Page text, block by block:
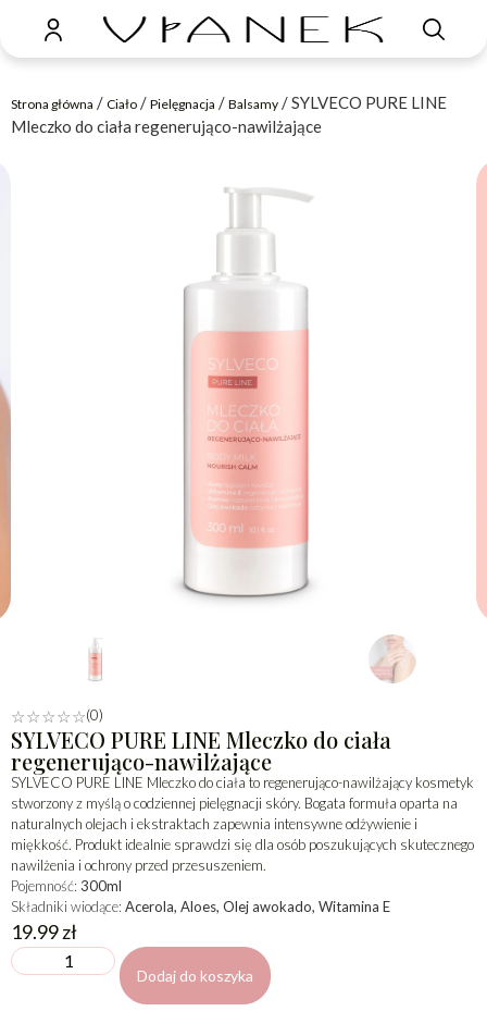
Strona główna / Ciało / Pielęgnacja / Balsamy / SYLVECO PURE LINE
Mleczko do ciała regenerująco-nawilżające
☆☆☆☆☆(0)
SYLVECO PURE LINE Mleczko do ciała
regenerująco-nawilżające
SYLVECO PURE LINE Mleczko do ciała to regenerująco-nawilżający kosmetyk
stworzony z myślą o codziennej pielęgnacji skóry. Bogata formuła oparta na
naturalnych olejach i ekstraktach zapewnia intensywne odżywienie i
miękkość. Produkt idealnie sprawdzi się dla osób poszukujących skutecznego
nawilżenia i ochrony przed przesuszeniem.
Pojemność: 300ml
Składniki wiodące: Acerola, Aloes, Olej awokado, Witamina E
19.99zł
Dodaj do koszyka